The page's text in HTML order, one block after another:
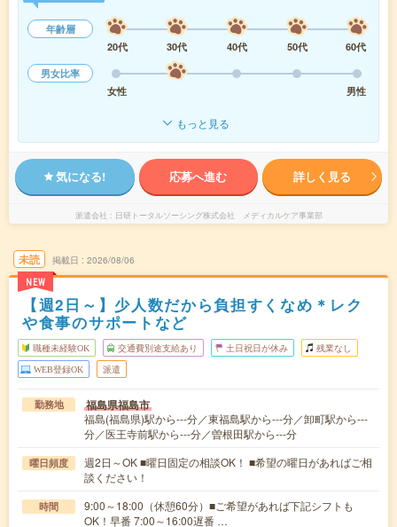
年齢層
20代
30代 40代 50代
60代
男女比率
女性
男性
もっと見る
気になる! 応募へ進む 詳しく見る
派遣会社 日研トータルソーシング株式会社 メディカルケア事業部
未読
NEW
掲載日 2026/08/06
【週2日～】少人数だから負担すくなめ＊レク
や食事のサポートなど
職種未経験OK 交通費別途支給あり 土日祝日が休み 残業なし
WEB登録OK 派遣
勤務地 福島県福島市
福島(福島県)駅から---分／東福島駅から---分／卸町駅から---
分／医王寺前駅から---分／曽根田駅から---分
曜日頻度
週2日～OK ■曜日固定の相談OK！ ■希望の曜日があればご相
談ください！
時間
9:00～18:00（休憩60分）■ご希望があれば下記シフトも
OK！早番 7:00～16:00遅番 …